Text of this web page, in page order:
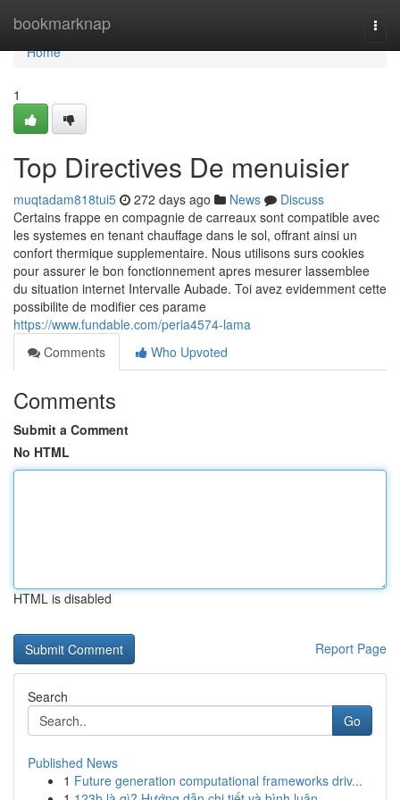
bookmarknap
Home
Home
1
Top Directives De menuisier
muqtadam818tui5 272 days ago News
Discuss
Certains frappe en compagnie de carreaux sont compatible avec
les systemes en tenant chauffage dans le sol, offrant ainsi un
confort thermique supplementaire. Nous utilisons surs cookies
pour assurer le bon fonctionnement apres mesurer lassemblee
du situation internet Intervalle Aubade. Toi avez evidemment cette
possibilite de modifier ces parame
https://www.fundable.com/peria4574-lama
Comments
Who Upvoted
Comments
Submit a Comment
No HTML
HTML is disabled
Report Page
Search
Go
Published News
1 Future generation computational frameworks driv...